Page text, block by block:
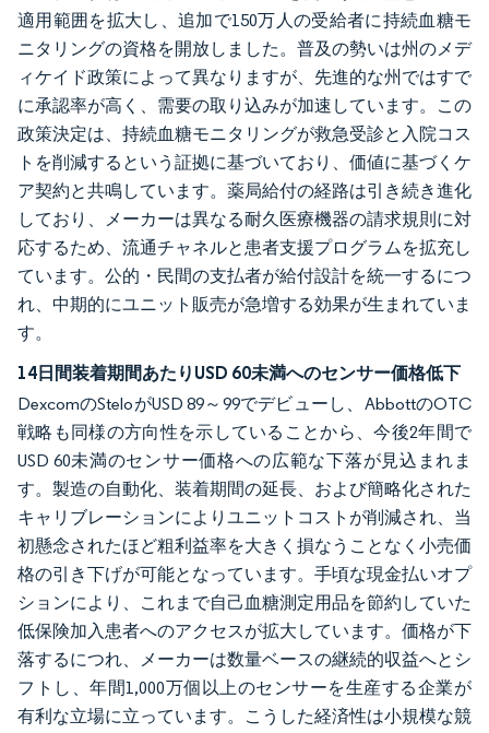
適用範囲を拡大し、追加で150万人の受給者に持続血糖モ
ニタリングの資格を開放しました。普及の勢いは州のメデ
ィケイド政策によって異なりますが、先進的な州ではすで
に承認率が高く、需要の取り込みが加速しています。この
政策決定は、持続血糖モニタリングが救急受診と入院コス
トを削減するという証拠に基づいており、価値に基づくケ
ア契約と共鳴しています。薬局給付の経路は引き続き進化
しており、メーカーは異なる耐久医療機器の請求規則に対
応するため、流通チャネルと患者支援プログラムを拡充し
ています。公的・民間の支払者が給付設計を統一するにつ
れ、中期的にユニット販売が急増する効果が生まれていま
す。
14日間装着期間あたりUSD 60未満へのセンサー価格低下
DexcomのSteloがUSD 89～99でデビューし、AbbottのOTC
戦略も同様の方向性を示していることから、今後2年間で
USD 60未満のセンサー価格への広範な下落が見込まれま
す。製造の自動化、装着期間の延長、および簡略化された
キャリブレーションによりユニットコストが削減され、当
初懸念されたほど粗利益率を大きく損なうことなく小売価
格の引き下げが可能となっています。手頃な現金払いオプ
ションにより、これまで自己血糖測定用品を節約していた
低保険加入患者へのアクセスが拡大しています。価格が下
落するにつれ、メーカーは数量ベースの継続的収益へとシ
フトし、年間1,000万個以上のセンサーを生産する企業が
有利な立場に立っています。こうした経済性は小規模な競